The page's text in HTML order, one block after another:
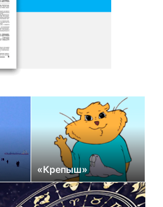
«Крепыш»